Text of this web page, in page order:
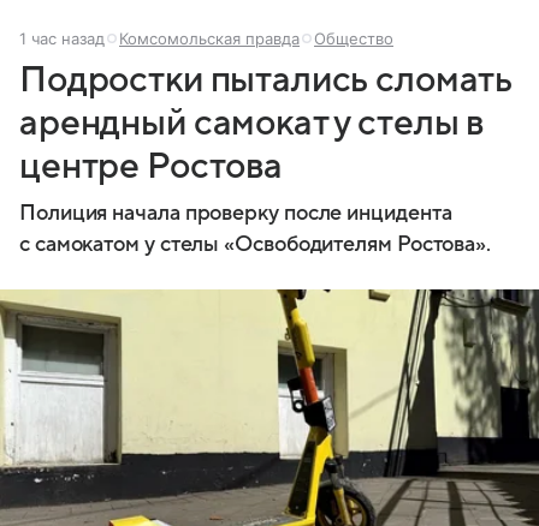
1 час назад Комсомольская правда Общество
Подростки пытались сломать
арендный самокат у стелы в
центре Ростова
Полиция начала проверку после инцидента
с самокатом у стелы «Освободителям Ростова».